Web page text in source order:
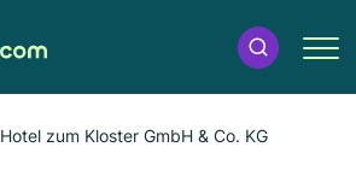
Hotel zum Kloster GmbH & Co. KG